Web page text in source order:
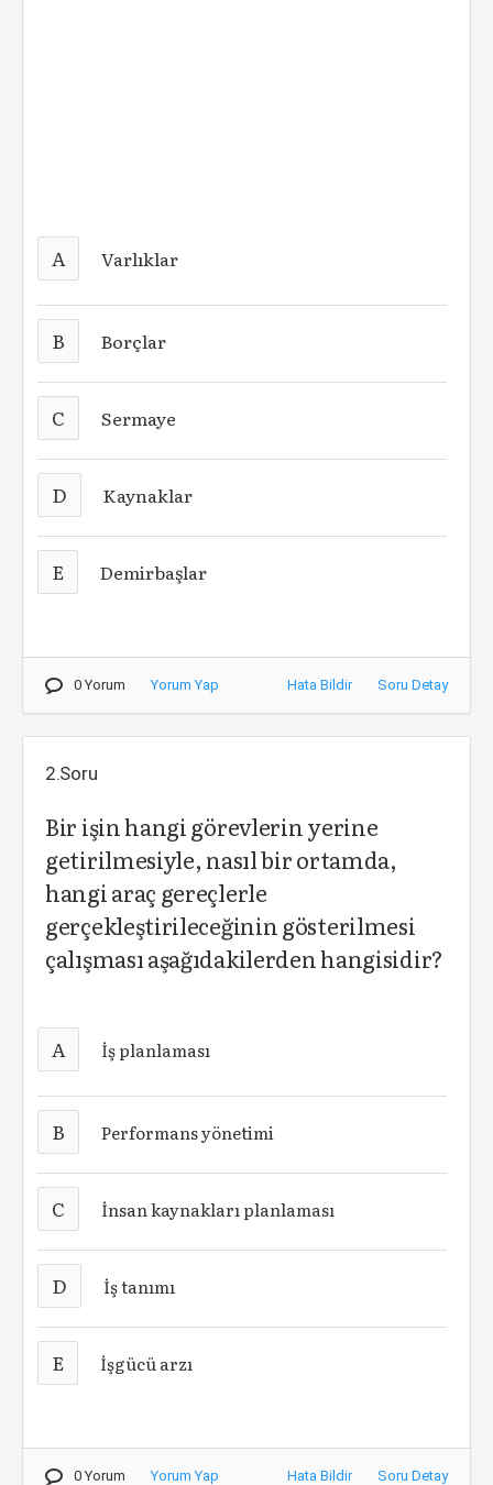
A Varlıklar
B Borçlar
C Sermaye
D Kaynaklar
E Demirbaşlar
0 Yorum Yorum Yap Hata Bildir Soru Detay
2.Soru
Bir işin hangi görevlerin yerine
getirilmesiyle, nasıl bir ortamda,
hangi araç gereçlerle
gerçekleştirileceğinin gösterilmesi
çalışması aşağıdakilerden hangisidir?
A İş planlaması
B Performans yönetimi
C İnsan kaynakları planlaması
D İş tanımı
E İşgücü arzı
0 Yorum Yorum Yap Hata Bildir Soru Detay